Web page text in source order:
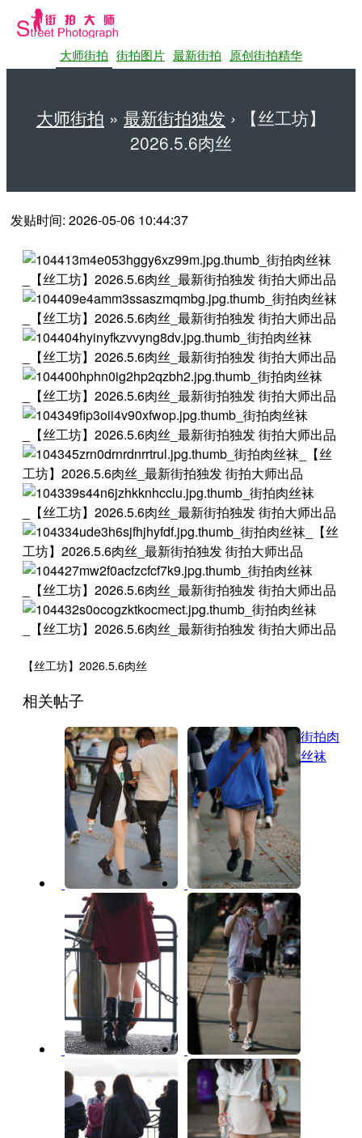
大师街拍 街拍图片 最新街拍 原创街拍精华
大师街拍 » 最新街拍独发 ›
【丝工坊】
2026.5.6肉丝
发贴时间: 2026-05-06 10:44:37
【丝工坊】2026.5.6肉丝
相关帖子
街拍肉
丝袜